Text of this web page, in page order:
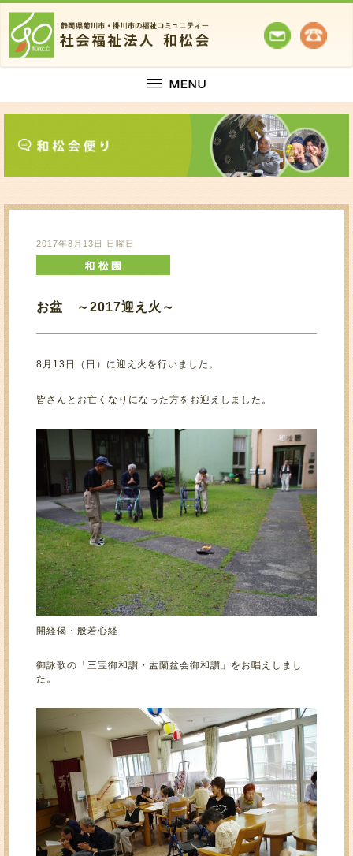
2017年8月13日 日曜日
お盆 ～2017迎え火～
8月13日（日）に迎え火を行いました。
皆さんとお亡くなりになった方をお迎えしました。
開経偈・般若心経
御詠歌の「三宝御和讃・盂蘭盆会御和讃」をお唱えしまし
た。